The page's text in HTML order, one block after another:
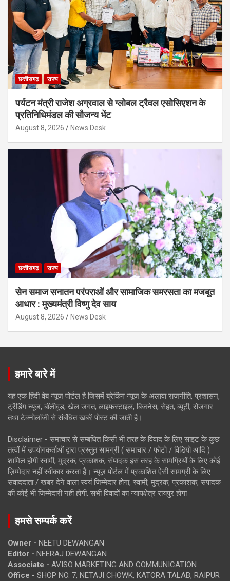
छत्तीसगढ़ राज्य
पर्यटन मंत्री राजेश अग्रवाल से ग्लोबल ट्रैवल एसोसिएशन के
प्रतिनिधिमंडल की सौजन्य भेंट
August 8, 2026 News Desk
छत्तीसगढ़ राज्य
सेन समाज सनातन परंपराओं और सामाजिक समरसता का मजबूत
आधार : मुख्यमंत्री विष्णु देव साय
August 8, 2026 News Desk
हमारे बारे में
यह एक हिंदी वेब न्यूज़ पोर्टल है जिसमें ब्रेकिंग न्यूज़ के अलावा राजनीति, प्रशासन,
ट्रेंडिंग न्यूज, बॉलीवुड, खेल जगत, लाइफस्टाइल, बिजनेस, सेहत, ब्यूटी, रोजगार
तथा टेक्नोलॉजी से संबंधित खबरें पोस्ट की जाती है।
Disclaimer - समाचार से सम्बंधित किसी भी तरह के विवाद के लिए साइट के कुछ
तत्वों में उपयोगकर्ताओं द्वारा प्रस्तुत सामग्री ( समाचार / फोटो / विडियो आदि )
शामिल होगी स्वामी, मुद्रक, प्रकाशक, संपादक इस तरह के सामग्रियों के लिए कोई
ज़िम्मेदार नहीं स्वीकार करता है। न्यूज़ पोर्टल में प्रकाशित ऐसी सामग्री के लिए
संवाददाता / खबर देने वाला स्वयं जिम्मेदार होगा, स्वामी, मुद्रक, प्रकाशक, संपादक
की कोई भी जिम्मेदारी नहीं होगी. सभी विवादों का न्यायक्षेत्र रायपुर होगा
हमसे सम्पर्क करें
Owner - NEETU DEWANGAN
Editor - NEERAJ DEWANGAN
Associate - AVISO MARKETING AND COMMUNICATION
Office - SHOP NO. 7, NETAJI CHOWK, KATORA TALAB, RAIPUR